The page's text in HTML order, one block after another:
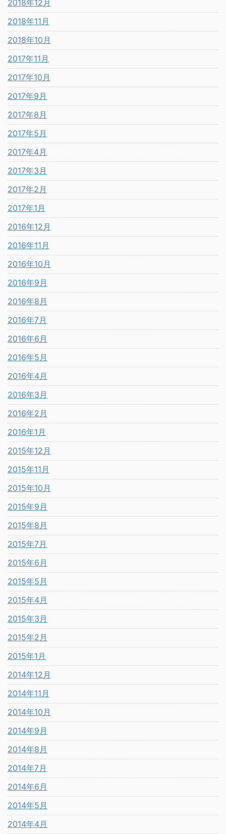
2018年12月
2018年11月
2018年10月
2017年11月
2017年10月
2017年9月
2017年8月
2017年5月
2017年4月
2017年3月
2017年2月
2017年1月
2016年12月
2016年11月
2016年10月
2016年9月
2016年8月
2016年7月
2016年6月
2016年5月
2016年4月
2016年3月
2016年2月
2016年1月
2015年12月
2015年11月
2015年10月
2015年9月
2015年8月
2015年7月
2015年6月
2015年5月
2015年4月
2015年3月
2015年2月
2015年1月
2014年12月
2014年11月
2014年10月
2014年9月
2014年8月
2014年7月
2014年6月
2014年5月
2014年4月